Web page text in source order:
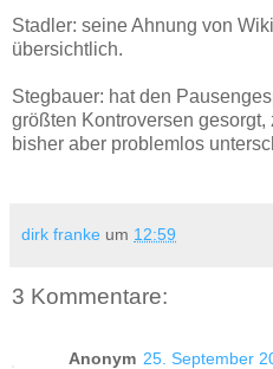
Stadler: seine Ahnung von
übersichtlich.
Stegbauer: hat den
größten Kontroversen
bisher aber problemlos
dirk franke um 12:59
3 Kommentare:
Anonym 25. September